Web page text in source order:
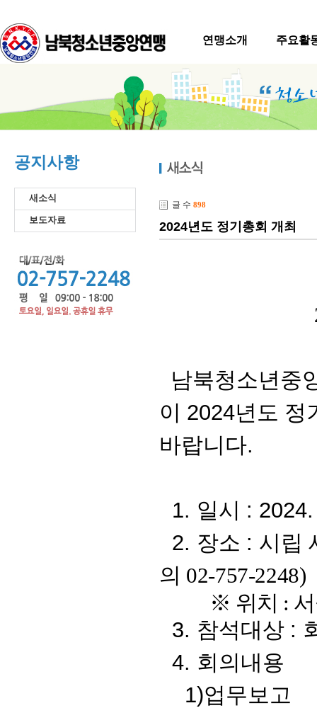
연맹소개 주요활
공지사항
새소식
보도자료
글 수 898
2024년도 정기총회 개최
남북청소년중
이 2024년도 정
바랍니다.
1. 일시 :
2. 장소 : 시립
의 02-757-2248)
※ 위치 :
3. 참석대상 :
4. 회의내용
1)업무보고